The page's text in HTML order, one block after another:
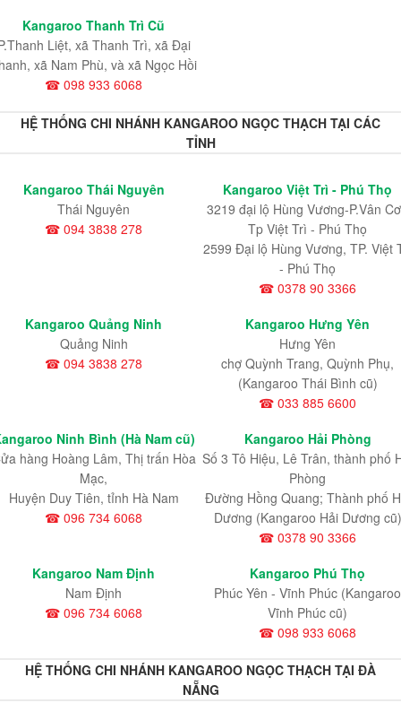
Kangaroo Thanh Trì Cũ
Liệt, xã Thanh Trì, xã Đại
xã Nam Phù, và xã Ngọc Hồi
☎ 098 933 6068
HỆ THỐNG CHI NHÁNH KANGAROO NGỌC THẠCH TẠI CÁC
TỈNH
Kangaroo Thái Nguyên
Thái Nguyên
☎ 094 3838 278
Kangaroo Việt Trì - Phú Thọ
3219 đại lộ Hùng Vương-P.Vân
Tp Việt Trì - Phú Thọ
2599 Đại lộ Hùng Vương, TP. Việt
- Phú Thọ
☎ 0378 90 3366
Kangaroo Quảng Ninh
Quảng Ninh
☎ 094 3838 278
Kangaroo Hưng Yên
Hưng Yên
chợ Quỳnh Trang, Quỳnh Phụ,
(Kangaroo Thái Bình cũ)
☎ 033 885 6600
Ninh Bình (Hà Nam cũ)
hàng Hoàng Lâm, Thị trấn Hòa
Mạc,
Huyện Duy Tiên, tỉnh Hà Nam
☎ 096 734 6068
Kangaroo Hải Phòng
Số 3 Tô Hiệu, Lê Trân, thành phố
Phòng
Đường Hồng Quang; Thành phố
Dương (Kangaroo Hải Dương cũ)
☎ 0378 90 3366
Kangaroo Nam Định
Nam Định
☎ 096 734 6068
Kangaroo Phú Thọ
Phúc Yên - Vĩnh Phúc (Kangaroo
Vĩnh Phúc cũ)
☎ 098 933 6068
HỆ THỐNG CHI NHÁNH KANGAROO NGỌC THẠCH TẠI ĐÀ
NẴNG